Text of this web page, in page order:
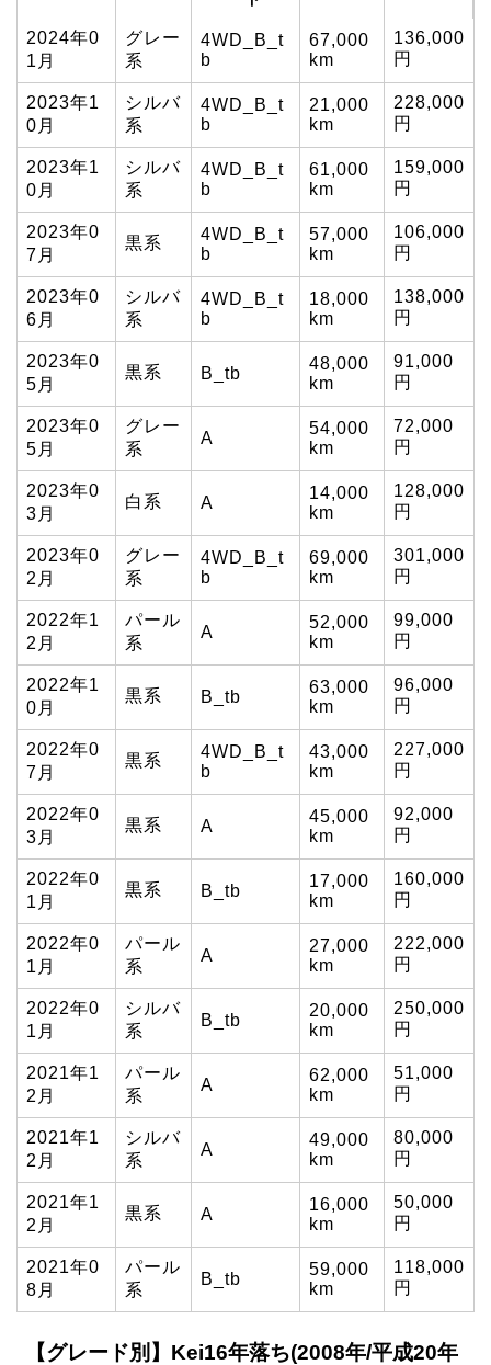
2024年0
1月
グレー
系
4WD_B_t
b
67,000
km
136,000
円
2023年1
0月
シルバ
系
4WD_B_t
b
21,000
km
228,000
円
2023年1
0月
シルバ
系
4WD_B_t
b
61,000
km
159,000
円
2023年0
7月
黒系
4WD_B_t
b
57,000
km
106,000
円
2023年0
6月
シルバ
系
4WD_B_t
b
18,000
km
138,000
円
2023年0
5月
黒系 B_tb
48,000
km
91,000
円
2023年0
5月
グレー
系
A
54,000
km
72,000
円
2023年0
3月
白系 A
14,000
km
128,000
円
2023年0
2月
グレー
系
4WD_B_t
b
69,000
km
301,000
円
2022年1
2月
パール
系
A
52,000
km
99,000
円
2022年1
0月
黒系 B_tb
63,000
km
96,000
円
2022年0
7月
黒系
4WD_B_t
b
43,000
km
227,000
円
2022年0
3月
黒系 A
45,000
km
92,000
円
2022年0
1月
黒系 B_tb
17,000
km
160,000
円
2022年0
1月
パール
系
A
27,000
km
222,000
円
2022年0
1月
シルバ
系
B_tb
20,000
km
250,000
円
2021年1
2月
パール
系
A
62,000
km
51,000
円
2021年1
2月
シルバ
系
A
49,000
km
80,000
円
2021年1
2月
黒系 A
16,000
km
50,000
円
2021年0
8月
パール
系
B_tb
59,000
km
118,000
円
【グレード別】Kei16年落ち(2008年/平成20年